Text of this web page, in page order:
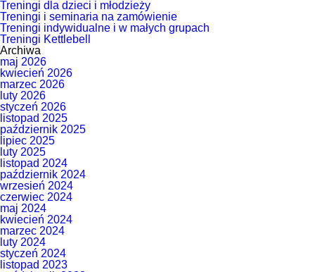
Treningi dla dzieci i młodzieży
Treningi i seminaria na zamówienie
Treningi indywidualne i w małych grupach
Treningi Kettlebell
Archiwa
maj 2026
kwiecień 2026
marzec 2026
luty 2026
styczeń 2026
listopad 2025
październik 2025
lipiec 2025
luty 2025
listopad 2024
październik 2024
wrzesień 2024
czerwiec 2024
maj 2024
kwiecień 2024
marzec 2024
luty 2024
styczeń 2024
listopad 2023